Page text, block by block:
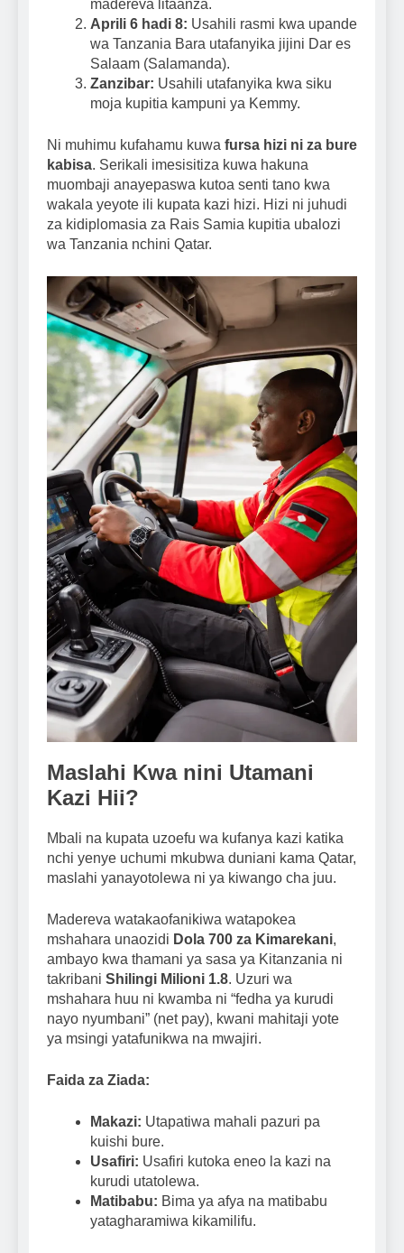
madereva litaanza.
Aprili 6 hadi 8: Usahili rasmi kwa upande
wa Tanzania Bara utafanyika jijini Dar es
Salaam (Salamanda).
Zanzibar: Usahili utafanyika kwa siku
moja kupitia kampuni ya Kemmy.
Ni muhimu kufahamu kuwa fursa hizi ni za bure
kabisa. Serikali imesisitiza kuwa hakuna
muombaji anayepaswa kutoa senti tano kwa
wakala yeyote ili kupata kazi hizi. Hizi ni juhudi
za kidiplomasia za Rais Samia kupitia ubalozi
wa Tanzania nchini Qatar.
Maslahi Kwa nini Utamani
Kazi Hii?
Mbali na kupata uzoefu wa kufanya kazi katika
nchi yenye uchumi mkubwa duniani kama Qatar,
maslahi yanayotolewa ni ya kiwango cha juu.
Madereva watakaofanikiwa watapokea
mshahara unaozidi Dola 700 za Kimarekani,
ambayo kwa thamani ya sasa ya Kitanzania ni
takribani Shilingi Milioni 1.8. Uzuri wa
mshahara huu ni kwamba ni “fedha ya kurudi
nayo nyumbani” (net pay), kwani mahitaji yote
ya msingi yatafunikwa na mwajiri.
Faida za Ziada:
Makazi: Utapatiwa mahali pazuri pa
kuishi bure.
Usafiri: Usafiri kutoka eneo la kazi na
kurudi utatolewa.
Matibabu: Bima ya afya na matibabu
yatagharamiwa kikamilifu.